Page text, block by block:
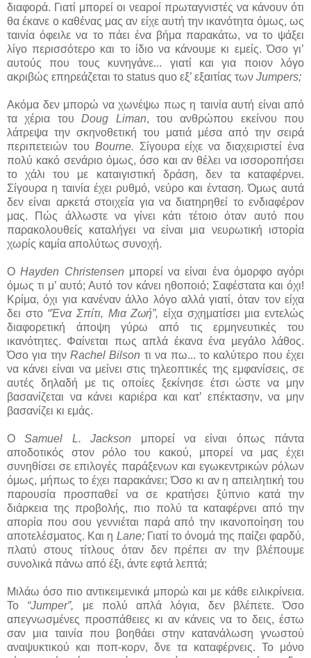
διαφορά. Γιατί μπορεί οι νεαροί πρωταγνιστές να κάνουν ότι
θα έκανε ο καθένας μας αν είχε αυτή την ικανότητα όμως, ως
ταινία όφειλε να το πάει ένα βήμα παρακάτω, να το ψάξει
λίγο περισσότερο και το ίδιο να κάνουμε κι εμείς. Όσο γι’
αυτούς που τους κυνηγάνε... γιατί και για ποιον λόγο
ακριβώς επηρεάζεται το status quo εξ’ εξαιτίας των Jumpers;
Ακόμα δεν μπορώ να χωνέψω πως η ταινία αυτή είναι από
τα χέρια τουDoug Liman, του ανθρώπου εκείνου που
λάτρεψα την σκηνοθετική του ματιά μέσα από την σειρά
περιπετειών του Bourne. Σίγουρα είχε να διαχειριστεί ένα
πολύ κακό σενάριο όμως, όσο και αν θέλει να ισσοροπήσει
το χάλι του με καταιγιστική δράση, δεν τα καταφέρνει.
Σίγουρα η ταινία έχει ρυθμό, νεύρο και ένταση. Όμως αυτά
δεν είναι αρκετά στοιχεία για να διατηρηθεί το ενδιαφέρον
μας. Πώς άλλωστε να γίνει κάτι τέτοιο όταν αυτό που
παρακολουθείς καταλήγει να είναι μια νευρωτική ιστορία
χωρίς καμία απολύτως συνοχή.
ΟHayden Christensen μπορεί να είναι ένα όμορφο αγόρι
όμως τι μ’ αυτό; Αυτό τον κάνει ηθοποιό; Σαφέστατα και όχι!
Κρίμα, όχι για κανέναν άλλο λόγο αλλά γιατί, όταν τον είχα
δει στο “Ένα Σπίτι, Μια Ζωή”, είχα σχηματίσει μια εντελώς
διαφορετική άποψη γύρω από τις ερμηνευτικές του
ικανότητες. Φαίνεται πως απλά έκανα ένα μεγάλο λάθος.
Όσο για τηνRachel Bilson τι να πω... το καλύτερο που έχει
να κάνει είναι να μείνει στις τηλεοπτικές της εμφανίσεις, σε
αυτές δηλαδή με τις οποίες ξεκίνησε έτσι ώστε να μην
βασανίζεται να κάνει καριέρα και κατ’ επέκτασην, να μην
βασανίζει κι εμάς.
ΟSamuel L. Jackson μπορεί να είναι όπως πάντα
αποδοτικός στον ρόλο του κακού, μπορεί να μας έχει
συνηθίσει σε επιλογές παράξενων και εγωκεντρικών ρόλων
όμως, μήπως το έχει παρακάνει; Όσο κι αν η απειλητική του
παρουσία προσπαθεί να σε κρατήσει ξύπνιο κατά την
διάρκεια της προβολής, πιο πολύ τα καταφέρνει από την
απορία που σου γεννιέται παρά από την ικανοποίηση του
αποτελέσματος. Και η Lane;Γιατί το όνομά της παίζει φαρδύ,
πλατύ στους τίτλους όταν δεν πρέπει αν την βλέπουμε
συνολικά πάνω από έξι, άντε εφτά λεπτά;
Μιλάω όσο πιο αντικειμενικά μπορώ και με κάθε ειλικρίνεια.
Το “Jumper”, με πολύ απλά λόγια, δεν βλέπετε. Όσο
απεγνωσμένες προσπάθειες κι αν κάνεις να το δεις, έστω
σαν μια ταινία που βοηθάει στην κατανάλωση γνωστού
αναψυκτικού και ποπ-κορν, δνε τα καταφέρνεις. Το μόνο